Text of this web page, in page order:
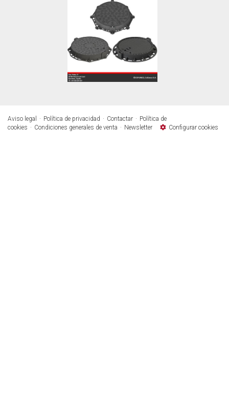
Aviso legal Política de privacidad Contactar
Política de
cookies
Condiciones generales de venta Newsletter Configurar cookies